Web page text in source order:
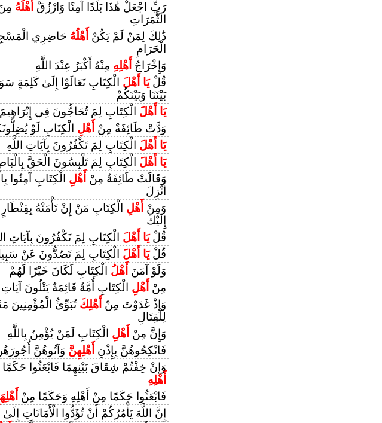
رَبِّ اجْعَلْ هَٰذَا بَلَدًا آمِنًا وَارْزُقْ أَهْلَهُ
الثَّمَرَاتِ
ذَٰلِكَ لِمَنْ لَمْ يَكُنْ أَهْلُهُ حَاضِرِي
الْحَرَامِ
وَإِخْرَاجُ أَهْلِهِ مِنْهُ أَكْبَرُ عِنْدَ اللَّهِ
قُلْيَا أَهْلَ الْكِتَابِ تَعَالَوْا إِلَىٰ كَلِمَةٍ
بَيْنَنَا وَبَيْنَكُمْ
يَا أَهْلَ الْكِتَابِ لِمَ تُحَاجُّونَ فِي إِبْرَاهِيمَ
وَدَّتْ طَائِفَةٌ مِنْ أَهْلِ الْكِتَابِ لَوْ
يَا أَهْلَ الْكِتَابِ لِمَ تَكْفُرُونَ بِآيَاتِ اللَّهِ
يَا أَهْلَ الْكِتَابِ لِمَ تَلْبِسُونَ الْحَقَّ
وَقَالَتْ طَائِفَةٌ مِنْ أَهْلِ الْكِتَابِ آمِنُوا
أُنْزِلَ
وَمِنْ أَهْلِ الْكِتَابِ مَنْ إِنْ تَأْمَنْهُ
إِلَيْكَ
قُلْيَا أَهْلَ الْكِتَابِ لِمَ تَكْفُرُونَ بِآيَاتِ
قُلْيَا أَهْلَ الْكِتَابِ لِمَ تَصُدُّونَ عَنْ
وَلَوْ آمَنَ أَهْلُ الْكِتَابِ لَكَانَ خَيْرًا لَهُمْ
مِنْ أَهْلِ الْكِتَابِ أُمَّةٌ قَائِمَةٌ يَتْلُونَ آيَاتِ
وَإِذْ غَدَوْتَ مِنْ أَهْلِكَ تُبَوِّئُ الْمُؤْمِنِينَ
لِلْقِتَالِ
وَإِنَّ مِنْ أَهْلِ الْكِتَابِ لَمَنْ يُؤْمِنُ بِاللَّهِ
فَانْكِحُوهُنَّ بِإِذْنِ أَهْلِهِنَّ وَآتُوهُنَّ
وَإِنْ خِفْتُمْ شِقَاقَ بَيْنِهِمَا فَابْعَثُوا
أَهْلِهِ
فَابْعَثُوا حَكَمًا مِنْ أَهْلِهِ وَحَكَمًا مِنْ
إِنَّ اللَّهَ يَأْمُرُكُمْ أَنْ تُؤَدُّوا الْأَمَانَاتِ إِلَىٰ